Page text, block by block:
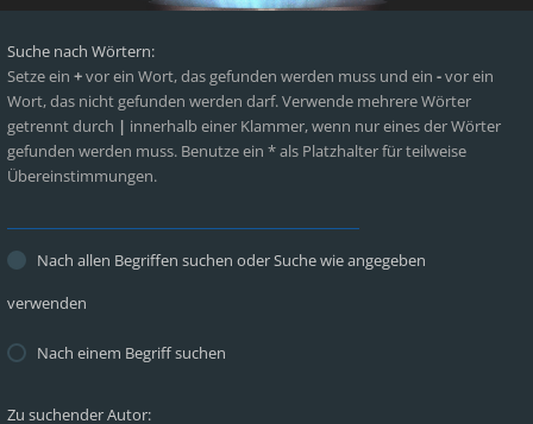
Suche nach Wörtern:
Setze ein +vor ein Wort, das gefunden werden muss und ein -vor ein
Wort, das nicht gefunden werden darf. Verwende mehrere Wörter
getrennt durch | innerhalb einer Klammer, wenn nur eines der Wörter
gefunden werden muss. Benutze ein * als Platzhalter für teilweise
Übereinstimmungen.
Nach allen Begriffen suchen oder Suche wie angegeben
verwenden
Nach einem Begriff suchen
Zu suchender Autor: